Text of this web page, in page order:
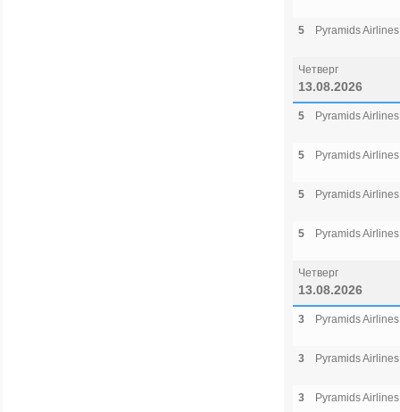
5 Pyramids Airlines
Четверг
13.08.2026
5 Pyramids Airlines
5 Pyramids Airlines
5 Pyramids Airlines
5 Pyramids Airlines
Четверг
13.08.2026
3 Pyramids Airlines
3 Pyramids Airlines
3 Pyramids Airlines